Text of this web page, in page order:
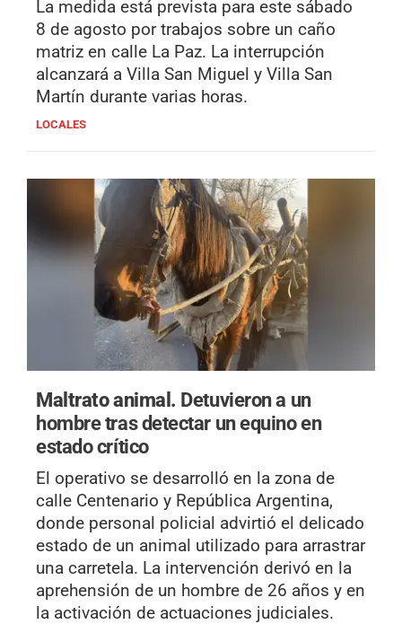
La medida está prevista para este sábado
8 de agosto por trabajos sobre un caño
matriz en calle La Paz. La interrupción
alcanzará a Villa San Miguel y Villa San
Martín durante varias horas.
LOCALES
Maltrato animal. Detuvieron a un
hombre tras detectar un equino en
estado crítico
El operativo se desarrolló en la zona de
calle Centenario y República Argentina,
donde personal policial advirtió el delicado
estado de un animal utilizado para arrastrar
una carretela. La intervención derivó en la
aprehensión de un hombre de 26 años y en
la activación de actuaciones judiciales.